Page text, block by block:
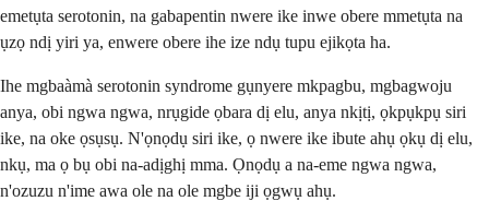
emetụta serotonin, na gabapentin nwere ike inwe obere mmetụta na
ụzọ ndị yiri ya, enwere obere ihe ize ndụ tupu ejikọta ha.
Ihe mgbaàmà serotonin syndrome gụnyere mkpagbu, mgbagwoju
anya, obi ngwa ngwa, nrụgide ọbara dị elu, anya nkịtị, ọkpụkpụ siri
ike, na oke ọsụsụ. N'ọnọdụ siri ike, ọ nwere ike ibute ahụ ọkụ dị elu,
nkụ, ma ọ bụ obi na-adịghị mma. Ọnọdụ a na-eme ngwa ngwa,
n'ozuzu n'ime awa ole na ole mgbe iji ọgwụ ahụ.